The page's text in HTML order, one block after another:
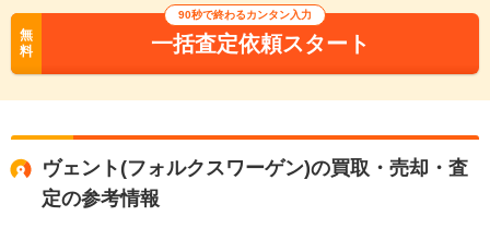
無
料
90秒で終わるカンタン入力
一括査定依頼スタート
ヴェント(フォルクスワーゲン)の買取・売却・査
定の参考情報